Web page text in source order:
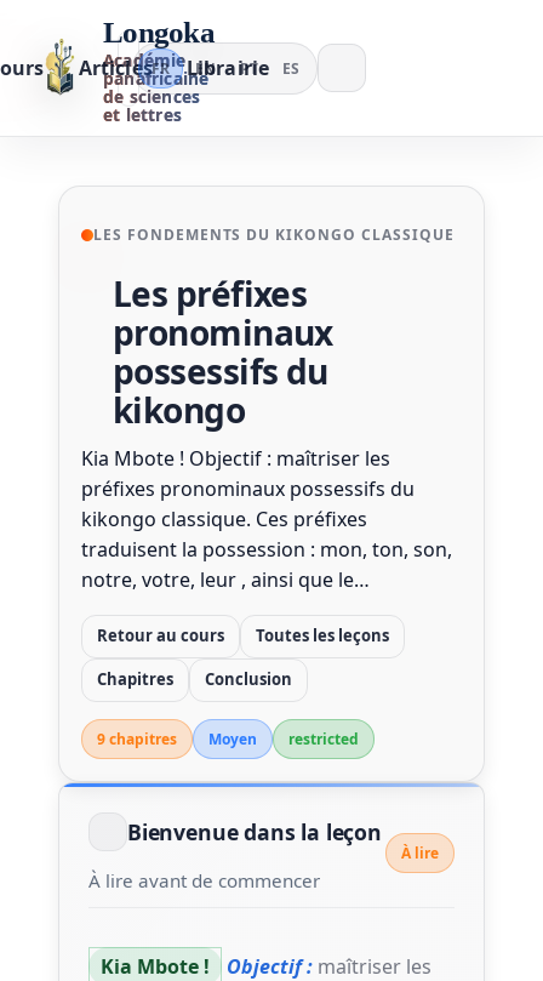
Longoka
Académie
panafricaine
de sciences
et lettres
Articles Librairie
FR EN PT ES
LES FONDEMENTS DU KIKONGO CLASSIQUE
Les préfixes
pronominaux
possessifs du
kikongo
Kia Mbote ! Objectif : maîtriser les
préfixes pronominaux possessifs du
kikongo classique. Ces préfixes
traduisent la possession : mon, ton, son,
notre, votre, leur , ainsi que le…
Retour au cours
Toutes les leçons
Chapitres
Conclusion
9 chapitres Moyen restricted
Bienvenue dans la leçon
À lire avant de commencer
À lire
Kia Mbote ! Objectif : maîtriser les